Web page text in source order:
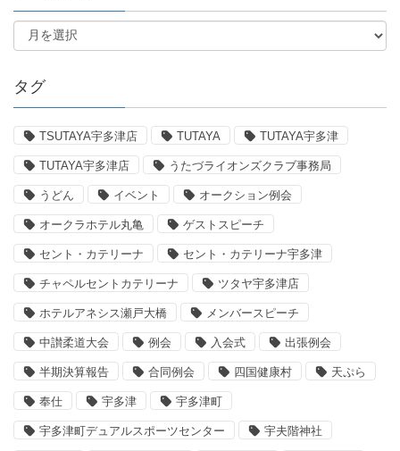
タグ
TSUTAYA宇多津店 TUTAYA TUTAYA宇多津
TUTAYA宇多津店 うたづライオンズクラブ事務局
うどん イベント オークション例会
オークラホテル丸亀 ゲストスピーチ
セント・カテリーナ セント・カテリーナ宇多津
チャペルセントカテリーナ ツタヤ宇多津店
ホテルアネシス瀬戸大橋 メンバースピーチ
中讃柔道大会 例会 入会式 出張例会
半期決算報告 合同例会 四国健康村 天ぷら
奉仕 宇多津 宇多津町
宇多津町デュアルスポーツセンター 宇夫階神社